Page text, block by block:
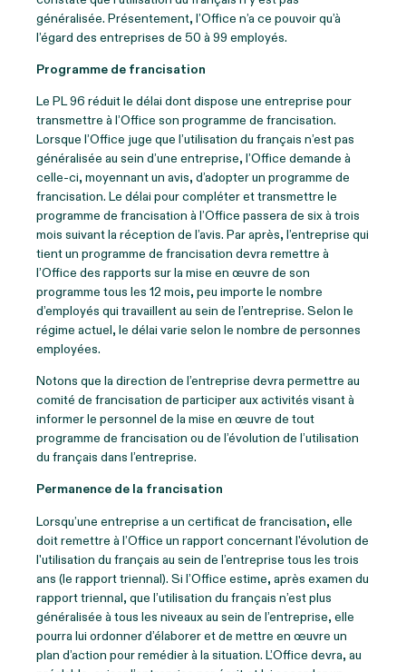
généralisée. Présentement, l’Office n’a ce pouvoir qu’à
l’égard des entreprises de 50 à 99 employés.
Programme de francisation
Le PL 96 réduit le délai dont dispose une entreprise pour
transmettre à l’Office son programme de francisation.
Lorsque l’Office juge que l’utilisation du français n’est pas
généralisée au sein d’une entreprise, l’Office demande à
celle-ci, moyennant un avis, d’adopter un programme de
francisation. Le délai pour compléter et transmettre le
programme de francisation à l’Office passera de six à trois
mois suivant la réception de l’avis. Par après, l’entreprise qui
tient un programme de francisation devra remettre à
l’Office des rapports sur la mise en œuvre de son
programme tous les 12 mois, peu importe le nombre
d’employés qui travaillent au sein de l’entreprise. Selon le
régime actuel, le délai varie selon le nombre de personnes
employées.
Notons que la direction de l’entreprise devra permettre au
comité de francisation de participer aux activités visant à
informer le personnel de la mise en œuvre de tout
programme de francisation ou de l’évolution de l’utilisation
du français dans l’entreprise.
Permanence de la francisation
Lorsqu’une entreprise a un certificat de francisation, elle
doit remettre à l’Office un rapport concernant l'évolution de
l'utilisation du français au sein de l’entreprise tous les trois
ans (le rapport triennal). Si l’Office estime, après examen du
rapport triennal, que l’utilisation du français n’est plus
généralisée à tous les niveaux au sein de l’entreprise, elle
pourra lui ordonner d’élaborer et de mettre en œuvre un
plan d’action pour remédier à la situation. L’Office devra, au